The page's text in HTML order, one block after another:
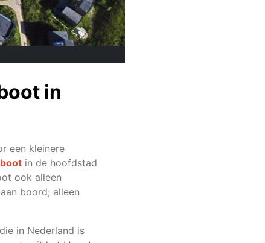
in
een kleinere
in de hoofdstad
ook alleen
boord; alleen
in Nederland is